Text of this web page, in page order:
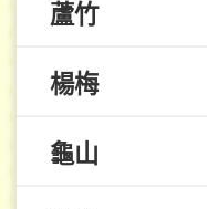
蘆竹
楊梅
龜山